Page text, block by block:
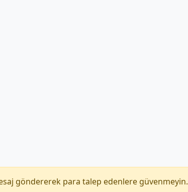
göndererek para talep edenlere güvenmeyin.